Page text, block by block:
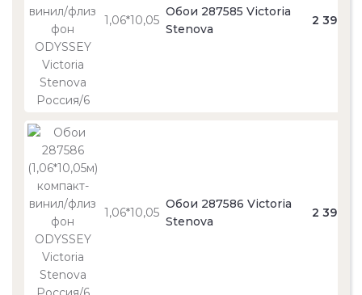
1,06*10,05
Обои 287585 Victoria
Stenova
2 390
1,06*10,05
Обои 287586 Victoria
Stenova
2 390